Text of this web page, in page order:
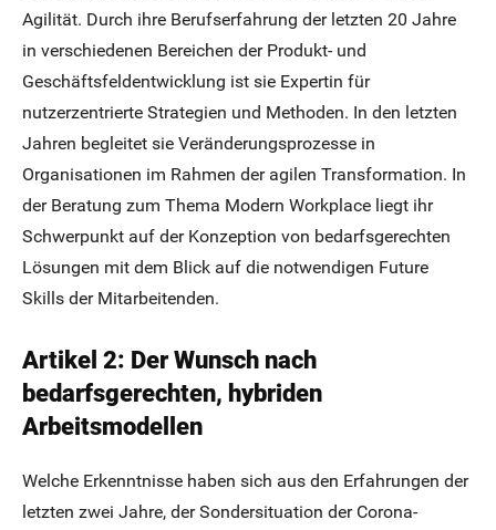
Agilität. Durch ihre Berufserfahrung der letzten 20 Jahre
in verschiedenen Bereichen der Produkt- und
Geschäftsfeldentwicklung ist sie Expertin für
nutzerzentrierte Strategien und Methoden. In den letzten
Jahren begleitet sie Veränderungsprozesse in
Organisationen im Rahmen der agilen Transformation. In
der Beratung zum Thema Modern Workplace liegt ihr
Schwerpunkt auf der Konzeption von bedarfsgerechten
Lösungen mit dem Blick auf die notwendigen Future
Skills der Mitarbeitenden.
Artikel 2: Der Wunsch nach
bedarfsgerechten, hybriden
Arbeitsmodellen
Welche Erkenntnisse haben sich aus den Erfahrungen der
letzten zwei Jahre, der Sondersituation der Corona-